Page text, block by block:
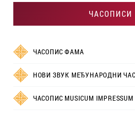
ЧАСОПИСИ
ЧАСОПИС ФАМА
НОВИ ЗВУК МЕЂУНАРОДНИ
ЧАСОПИС MUSICUM IMPRESSUM